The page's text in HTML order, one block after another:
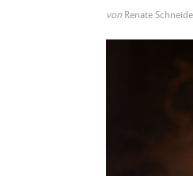
von Renate